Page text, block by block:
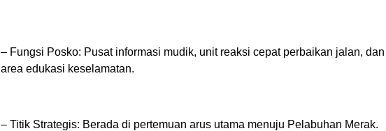
– Fungsi Posko: Pusat informasi mudik, unit reaksi cepat perbaikan jalan, dan
area edukasi keselamatan.
– Titik Strategis: Berada di pertemuan arus utama menuju Pelabuhan Merak.